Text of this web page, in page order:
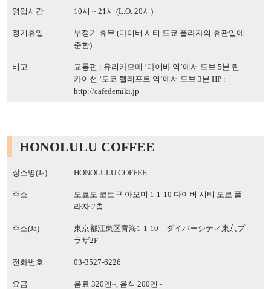
영업시간 10시 ~ 21시 (L.O. 20시)
정기휴일
부정기 휴무 (다이버 시티 도쿄 플라자의 휴관일에
준함)
비고
교통편 : 유리카모메 ‘다이바 역’에서 도보 5분 린
카이선 ‘도쿄 텔레포트 역’에서 도보 3분 HP :
http://cafedemiki.jp
HONOLULU COFFEE
장소명(Ja) HONOLULU COFFEE
주소
도쿄도 코토구 아오미 1-1-10 다이버 시티 도쿄 플
라자 2층
주소(Ja)
東京都江東区青海1-1-10 ダイバーシティ東京プ
ラザ2F
전화번호 03-3527-6226
요금 음료 320엔~, 음식 200엔~